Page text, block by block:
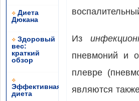
Диета
Дюкана
Здоровый
вес:
краткий
обзор
Эффективная
диета
Из
пневмоний и
плевре
являются